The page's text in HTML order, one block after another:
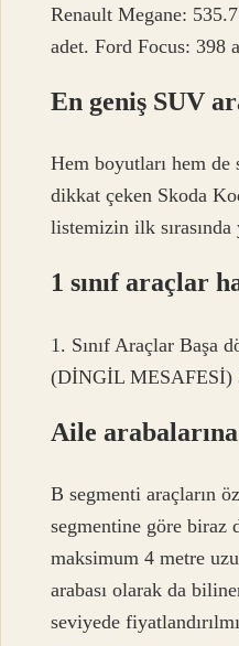
Renault Megane:
adet. Ford Focus: 398
En geniş SUV
Hem boyutları hem de
dikkat çeken Skoda
listemizin ilk sırasında
1 sınıf araçlar
1. Sınıf Araçlar Başa
(DİNGİL MESAFESİ)
Aile
B segmenti araçların
segmentine göre biraz
maksimum 4 metre
arabası olarak da
seviyede